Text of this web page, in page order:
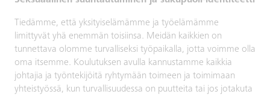
Tiedämme, että yksityiselämämme ja työelämämme
limittyvät yhä enemmän toisiinsa. Meidän kaikkien on
tunnettava olomme turvalliseksi työpaikalla, jotta voimme olla
oma itsemme. Koulutuksen avulla kannustamme kaikkia
johtajia ja työntekijöitä ryhtymään toimeen ja toimimaan
yhteistyössä, kun turvallisuudessa on puutteita tai jos jotakuta